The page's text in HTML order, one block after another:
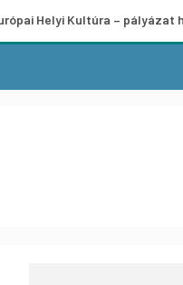
Kultúra – pályázat helyi